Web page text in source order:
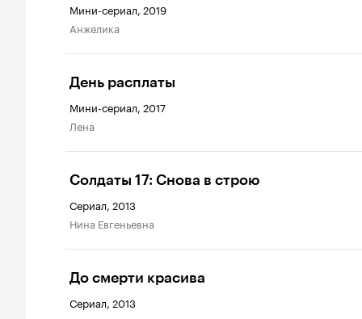
Мини-сериал, 2019
Анжелика
День расплаты
Мини-сериал, 2017
Лена
Солдаты 17: Снова в строю
Сериал, 2013
Нина Евгеньевна
До смерти красива
Сериал, 2013